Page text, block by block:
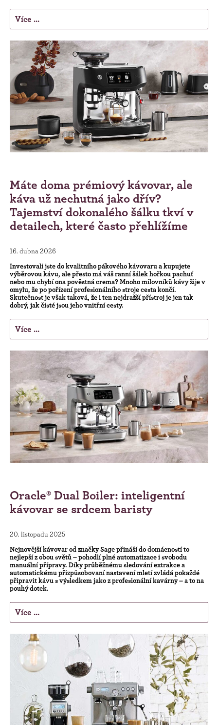
Více ...
Máte doma prémiový kávovar, ale
káva už nechutná jako dřív?
Tajemství dokonalého šálku tkví v
detailech, které často přehlížíme
16. dubna 2026
Investovali jste do kvalitního pákového kávovaru a kupujete
výběrovou kávu, ale přesto má váš ranní šálek hořkou pachuť
nebo mu chybí ona pověstná crema? Mnoho milovníků kávy žije v
omylu, že po pořízení profesionálního stroje cesta končí.
Skutečnost je však taková, že i ten nejdražší přístroj je jen tak
dobrý, jak čisté jsou jeho vnitřní cesty.
Více ...
Oracle® Dual Boiler: inteligentní
kávovar se srdcem baristy
20. listopadu 2025
Nejnovější kávovar od značky Sage přináší do domácností to
nejlepší z obou světů – pohodlí plné automatizace i svobodu
manuální přípravy. Díky průběžnému sledování extrakce a
automatickému přizpůsobovaní nastavení mletí zvládá pokaždé
připravit kávu s výsledkem jako z profesionální kavárny – a to na
pouhý dotek.
Více ...